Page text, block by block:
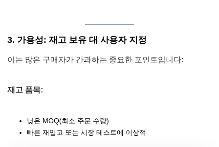
3. 가용성: 재고 보유 대 사용자 지정
이는 많은 구매자가 간과하는 중요한 포인트입니다:
재고 품목:
낮은 MOQ(최소 주문 수량)
빠른 재입고 또는 시장 테스트에 이상적